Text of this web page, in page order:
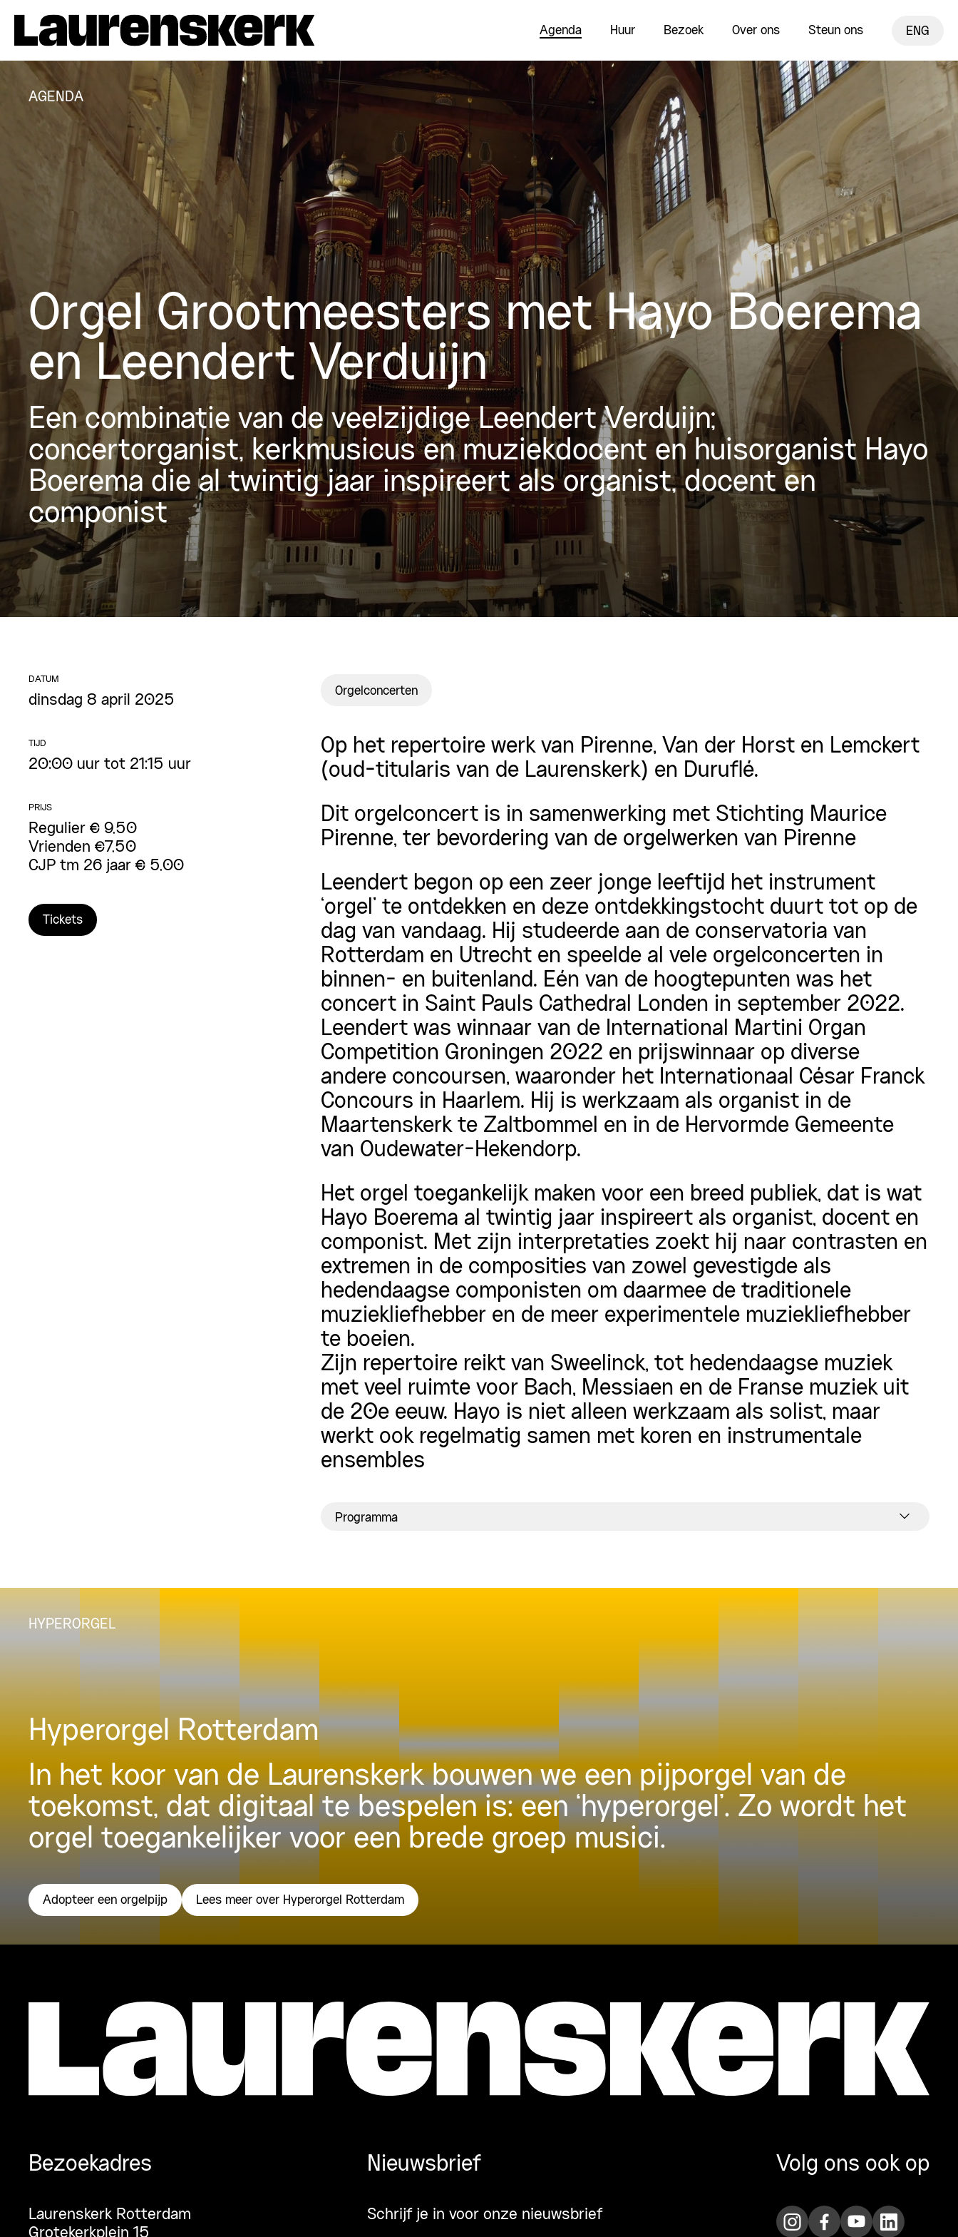
Agenda Huur Bezoek Over ons Steun ons ENG
AGENDA
Orgel Grootmeesters met Hayo Boerema
en Leendert Verduijn
Een combinatie van de veelzijdige Leendert Verduijn;
concertorganist, kerkmusicus en muziekdocent en huisorganist Hayo
Boerema die al twintig jaar inspireert als organist, docent en
componist
DATUM
dinsdag 8 april 2025
TIJD
20:00 uur tot 21:15 uur
PRIJS
Regulier € 9,50
Vrienden €7,50
CJP tm 26 jaar € 5,00
Tickets
Orgelconcerten
Op het repertoire werk van Pirenne, Van der Horst en Lemckert
(oud-titularis van de Laurenskerk) en Duruflé.
Dit orgelconcert is in samenwerking met Stichting Maurice
Pirenne, ter bevordering van de orgelwerken van Pirenne
Leendert begon op een zeer jonge leeftijd het instrument
‘orgel’ te ontdekken en deze ontdekkingstocht duurt tot op de
dag van vandaag. Hij studeerde aan de conservatoria van
Rotterdam en Utrecht en speelde al vele orgelconcerten in
binnen- en buitenland. Eén van de hoogtepunten was het
concert in Saint Pauls Cathedral Londen in september 2022.
Leendert was winnaar van de International Martini Organ
Competition Groningen 2022 en prijswinnaar op diverse
andere concoursen, waaronder het Internationaal César Franck
Concours in Haarlem. Hij is werkzaam als organist in de
Maartenskerk te Zaltbommel en in de Hervormde Gemeente
van Oudewater-Hekendorp.
Het orgel toegankelijk maken voor een breed publiek, dat is wat
Hayo Boerema al twintig jaar inspireert als organist, docent en
componist. Met zijn interpretaties zoekt hij naar contrasten en
extremen in de composities van zowel gevestigde als
hedendaagse componisten om daarmee de traditionele
muziekliefhebber en de meer experimentele muziekliefhebber
te boeien.
Zijn repertoire reikt van Sweelinck, tot hedendaagse muziek
met veel ruimte voor Bach, Messiaen en de Franse muziek uit
de 20e eeuw. Hayo is niet alleen werkzaam als solist, maar
werkt ook regelmatig samen met koren en instrumentale
ensembles
Programma
HYPERORGEL
Hyperorgel Rotterdam
In het koor van de Laurenskerk bouwen we een pijporgel van de
toekomst, dat digitaal te bespelen is: een ‘hyperorgel’. Zo wordt het
orgel toegankelijker voor een brede groep musici.
Adopteer een orgelpijp Lees meer over Hyperorgel Rotterdam
Bezoekadres
Laurenskerk Rotterdam
Grotekerkplein 15
Nieuwsbrief
Schrijf je in voor onze nieuwsbrief
Volg ons ook op